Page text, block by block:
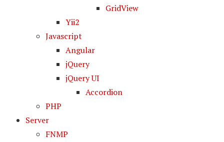
GridView
Yii2
Javascript
Angular
jQuery
jQuery UI
Accordion
PHP
Server
FNMP